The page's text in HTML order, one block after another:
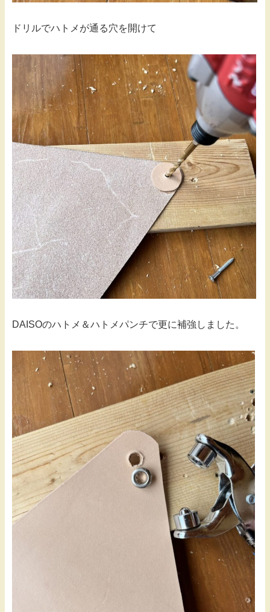
ドリルでハトメが通る穴を開けて
DAISOのハトメ＆ハトメパンチで更に補強しました。